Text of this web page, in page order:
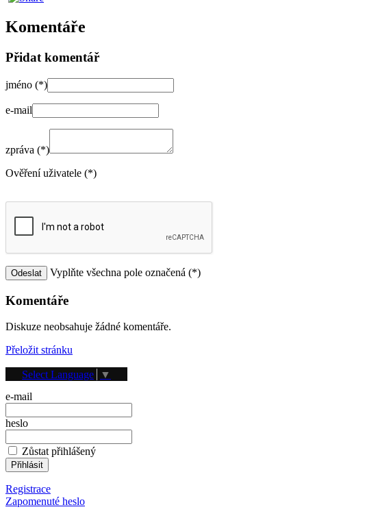
Komentáře
Přidat komentář
jméno (*)
e-mail
zpráva (*)
Ověření uživatele (*)
Vyplňte všechna pole označená (*)
Komentáře
Diskuze neobsahuje žádné komentáře.
Přeložit stránku
Select Language ▼
Přihlášení
e-mail
heslo
Zůstat přihlášený
Registrace
Zapomenuté heslo